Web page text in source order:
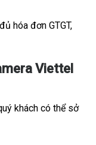
hóa đơn GTGT,
Viettel
khách có thể sở